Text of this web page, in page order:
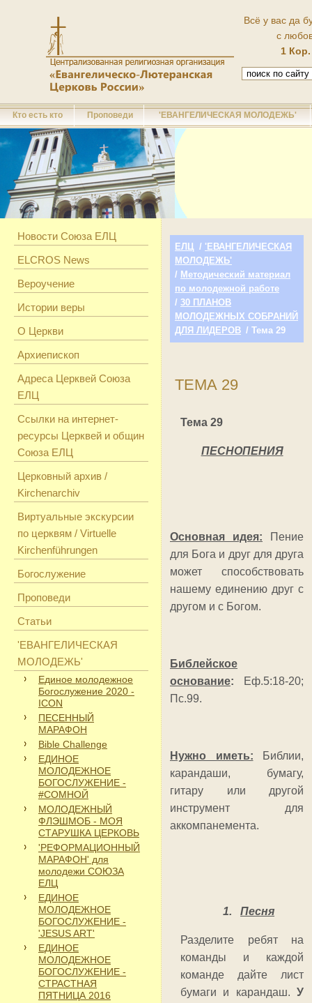
Всё у вас да
с
1
Кто есть кто Проповеди 'ЕВАНГЕЛИЧЕСКАЯ МОЛОДЕЖЬ'
Новости Союза ЕЛЦ
ELCROS News
Вероучение
Истории веры
О Церкви
Архиепископ
Адреса Церквей Союза
ЕЛЦ
Ссылки на интернет-
ресурсы Церквей и общин
Союза ЕЛЦ
Церковный архив /
Kirchenarchiv
Виртуальные экскурсии
по церквям / Virtuelle
Kirchenführungen
Богослужение
Проповеди
Статьи
'ЕВАНГЕЛИЧЕСКАЯ
МОЛОДЕЖЬ'
Единое молодежное
Богослужение 2020 -
ICON
ПЕСЕННЫЙ
МАРАФОН
Bible Challenge
ЕДИНОЕ
МОЛОДЕЖНОЕ
БОГОСЛУЖЕНИЕ -
#СОМНОЙ
МОЛОДЕЖНЫЙ
ФЛЭШМОБ - МОЯ
СТАРУШКА ЦЕРКОВЬ
'РЕФОРМАЦИОННЫЙ
МАРАФОН' для
молодежи СОЮЗА
ЕЛЦ
ЕДИНОЕ
МОЛОДЕЖНОЕ
БОГОСЛУЖЕНИЕ -
'JESUS ART'
ЕДИНОЕ
МОЛОДЕЖНОЕ
БОГОСЛУЖЕНИЕ -
СТРАСТНАЯ
ПЯТНИЦА 2016
ЕЛЦ / 'ЕВАНГЕЛИЧЕСКАЯ
МОЛОДЕЖЬ'
/ Методический материал
по молодежной работе
/ 30 ПЛАНОВ
МОЛОДЕЖНЫХ СОБРАНИЙ
ДЛЯ ЛИДЕРОВ / Тема 29
ТЕМА 29
Тема 29
ПЕСНОПЕНИЯ
Основная идея: Пение
для Бога и друг для друга
может способствовать
нашему единению друг с
другом и с Богом.
Библейское
основание:
Еф.5:18-20;
Пс.99.
Нужно иметь: Библии,
карандаши, бумагу,
гитару или другой
инструмент для
аккомпанемента.
1. Песня
Разделите ребят на
команды и каждой
команде дайте лист
бумаги и карандаш. У